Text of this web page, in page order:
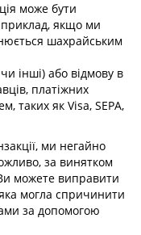
може бути
якщо ми
шахрайським
інші) або відмову в
платіжних
таких як Visa, SEPA,
ми негайно
за винятком
можете виправити
могла спричинити
за допомогою